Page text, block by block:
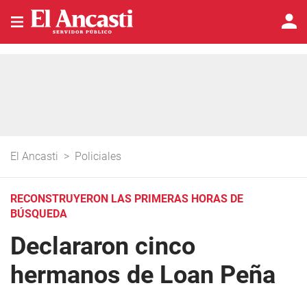
El Ancasti > Policiales
RECONSTRUYERON LAS PRIMERAS HORAS DE
BÚSQUEDA
Declararon cinco
hermanos de Loan Peña